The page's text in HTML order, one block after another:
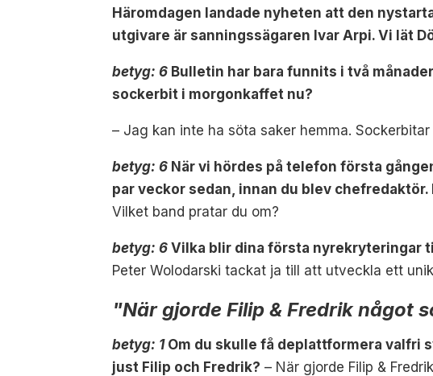
Häromdagen landade nyheten att den
utgivare är sanningssägaren Ivar Arpi. Vi lät
betyg: 6 Bulletin har bara funnits i två
sockerbit i morgonkaffet nu?
– Jag kan inte ha söta saker hemma.
betyg: 6 När vi hördes på telefon första
par veckor sedan, innan du blev
Vilket band pratar du om?
betyg: 6 Vilka blir dina första nyrekryteringar
Peter Wolodarski tackat ja till att utveckla ett
"När gjorde Filip & Fredrik något
betyg: 1Om du skulle få deplattformera valfri
just Filip och Fredrik? – När gjorde Filip &